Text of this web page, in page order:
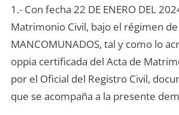
1.- Con fecha 22 DE ENERO DEL
Matrimonio Civil, bajo el régimen de
MANCOMUNADOS, tal y como lo
oppia certificada del Acta de
por el Oficial del Registro Civil,
que se acompaña a la presente